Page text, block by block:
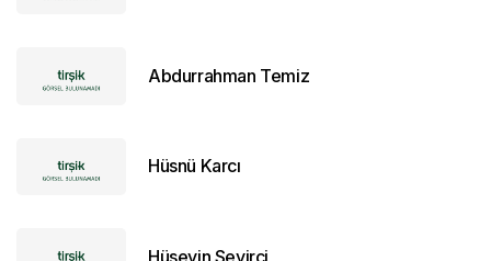
Abdurrahman Temiz
Hüsnü Karcı